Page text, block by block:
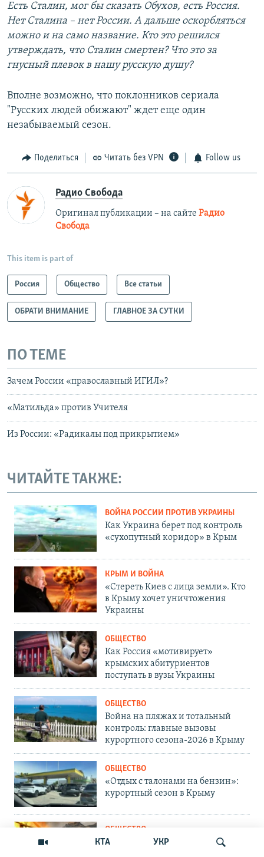
КТА УКР
Есть Сталин, мог бы сказать Обухов, есть Россия.
Нет Сталина – нет России. А дальше оскорбляться
можно и на само название. Кто это решился
утверждать, что Сталин смертен? Что это за
гнусный плевок в нашу русскую душу?
Вполне возможно, что поклонников сериала
"Русских людей обижают" ждет еще один
незабываемый сезон.
Поделиться Читать без VPN Follow us
Радио Свобода
Оригинал публикации – на сайте Радио
Свобода
This item is part of
Россия Общество Все статьи
ОБРАТИ ВНИМАНИЕ ГЛАВНОЕ ЗА СУТКИ
ПО ТЕМЕ
Зачем России «православный ИГИЛ»?
«Матильда» против Учителя
Из России: «Радикалы под прикрытием»
ЧИТАЙТЕ ТАКЖЕ:
ВОЙНА РОССИИ ПРОТИВ УКРАИНЫ
Как Украина берет под контроль
«сухопутный коридор» в Крым
КРЫМ И ВОЙНА
«Стереть Киев с лица земли». Кто
в Крыму хочет уничтожения
Украины
ОБЩЕСТВО
Как Россия «мотивирует»
крымских абитуриентов
поступать в вузы Украины
ОБЩЕСТВО
Война на пляжах и тотальный
контроль: главные вызовы
курортного сезона-2026 в Крыму
ОБЩЕСТВО
«Отдых с талонами на бензин»:
курортный сезон в Крыму
ОБЩЕСТВО
«Включен режим тишины и